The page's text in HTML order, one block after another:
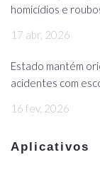
homicídios e
17 abr, 2026
Estado mantém
acidentes com
16 fev, 2026
Aplicativos